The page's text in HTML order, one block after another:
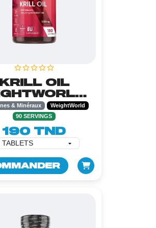
KRILL OIL
-
SOFTGELS
& Minéraux
WeightWorld
90 SERVINGS
190 TND